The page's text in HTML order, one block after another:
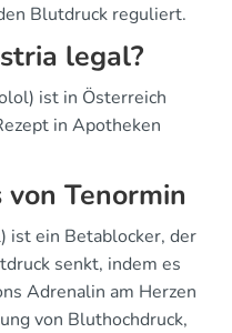
Blutdruck reguliert.
legal?
ist in Österreich
in Apotheken
Tenormin
ein Betablocker, der
senkt, indem es
Adrenalin am Herzen
von Bluthochdruck,